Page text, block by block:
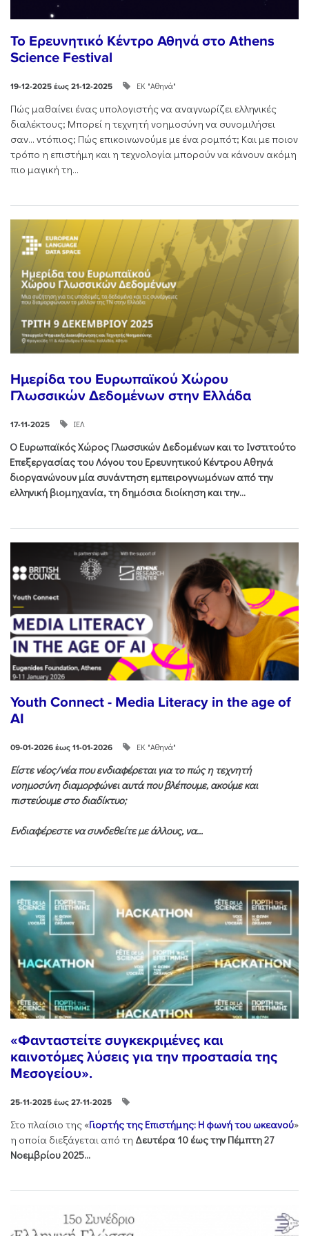
Το Ερευνητικό Κέντρο Αθηνά στο Athens
Science Festival
19-12-2025 έως 21-12-2025 ΕΚ "Αθηνά"
Πώς μαθαίνει ένας υπολογιστής να αναγνωρίζει ελληνικές
διαλέκτους; Μπορεί η τεχνητή νοημοσύνη να συνομιλήσει
σαν… ντόπιος; Πώς επικοινωνούμε με ένα ρομπότ; Και με ποιον
τρόπο η επιστήμη και η τεχνολογία μπορούν να κάνουν ακόμη
πιο μαγική τη...
Ημερίδα του Ευρωπαϊκού Χώρου
Γλωσσικών Δεδομένων στην Ελλάδα
17-11-2025 ΙΕΛ
Ο Ευρωπαϊκός Χώρος Γλωσσικών Δεδομένων και το Ινστιτούτο
Επεξεργασίας του Λόγου του Ερευνητικού Κέντρου Αθηνά
διοργανώνουν μία συνάντηση εμπειρογνωμόνων από την
ελληνική βιομηχανία, τη δημόσια διοίκηση και την...
Youth Connect - Media Literacy in the age of
AI
09-01-2026 έως 11-01-2026 ΕΚ "Αθηνά"
Είστε νέος/νέα που ενδιαφέρεται για το πώς η τεχνητή
νοημοσύνη διαμορφώνει αυτά που βλέπουμε, ακούμε και
πιστεύουμε στο διαδίκτυο;
Ενδιαφέρεστε να συνδεθείτε με άλλους, να...
«Φανταστείτε συγκεκριμένες και
καινοτόμες λύσεις για την προστασία της
Μεσογείου».
25-11-2025 έως 27-11-2025
Στo πλαίσιo της «Γιορτής της Επιστήμης: Η φωνή του ωκεανού»
η οποία διεξάγεται από τη Δευτέρα 10 έως την Πέμπτη 27
Νοεμβρίου 2025...